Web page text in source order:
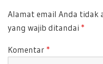
P
O
T
O
S
:
Alamat email Anda tidak
yang wajib ditandai *
Komentar *